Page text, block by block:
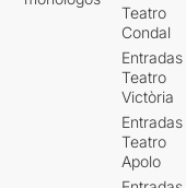
Teatro
Condal
Entradas
Teatro
Victòria
Entradas
Teatro
Apolo